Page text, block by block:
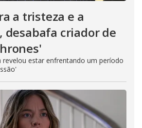
a tristeza e a
desabafa criador de
revelou estar enfrentando um período